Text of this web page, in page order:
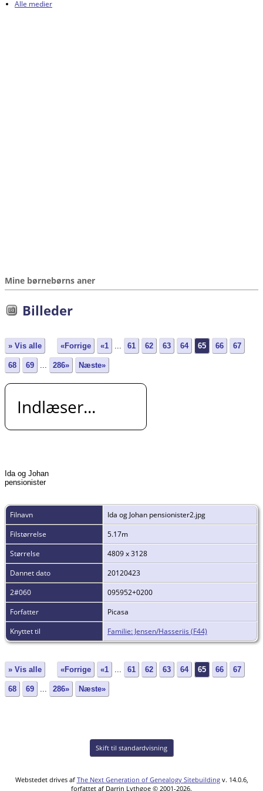
Alle medier
Mine børnebørns aner
Billeder
» Vis alle «Forrige «1 ... 61 62 63 64 65 66 67
68 69 ... 286» Næste»
Indlæser...
Ida og Johan
pensionister
Filnavn
Ida og Johan pensionister2.jpg
Filstørrelse
5.17m
Størrelse
4809 x 3128
Dannet dato
20120423
2#060
095952+0200
Forfatter
Picasa
Knyttet til
Familie: Jensen/Hasseriis (F44)
» Vis alle «Forrige «1 ... 61 62 63 64 65 66 67
68 69 ... 286» Næste»
Skift til standardvisning
Webstedet drives af The Next Generation of Genealogy Sitebuildingv. 14.0.6,
forfattet af Darrin Lythgoe © 2001-2026.